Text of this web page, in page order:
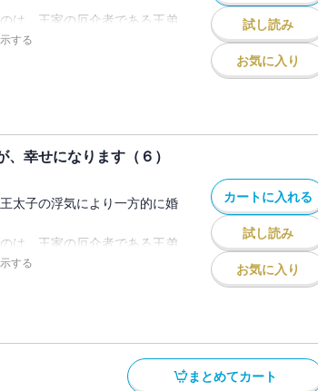
がされましたが、幸せになり
の思惑」～「本編 結ばれた
手く話もできず、いつも自信
いつしかその距離は縮まりど
・・・。
っという間に誰もが目を奪わ
でもかと溺愛されて――！？
がされましたが、幸せになり
は、王家の厄介者である王弟
どの強い魔力を持つ素晴らし
・・。
が、父の言葉を信じて、妻と
意する。
手く話もできず、いつも自信
ても王族とは思えなかった。
いつしかその距離は縮まりど
っという間に誰もが目を奪わ
する
試し読み
お気に入り
幸せになります（６）
太子の浮気により一方的に婚
は、王家の厄介者である王弟
てしまう。
どの強い魔力を持つ素晴らし
する
カートに入れる
試し読み
お気に入り
まとめてカート